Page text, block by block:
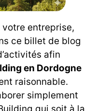
entreprise,
ce billet de blog
afin
en Dordogne
raisonnable.
simplement